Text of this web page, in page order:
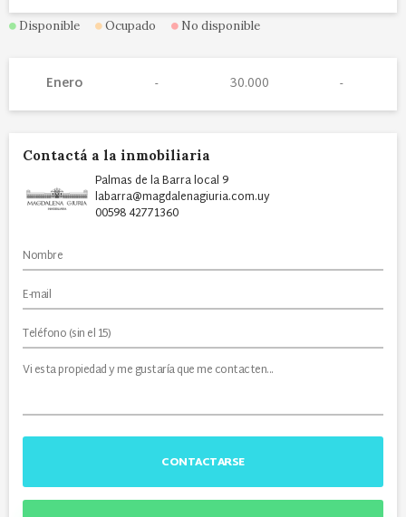
Disponible Ocupado No disponible
Enero 30.000
Contactá a la inmobiliaria
Palmas de la Barra local 9
labarra@magdalenagiuria.com.uy
00598 42771360
CONTACTARSE